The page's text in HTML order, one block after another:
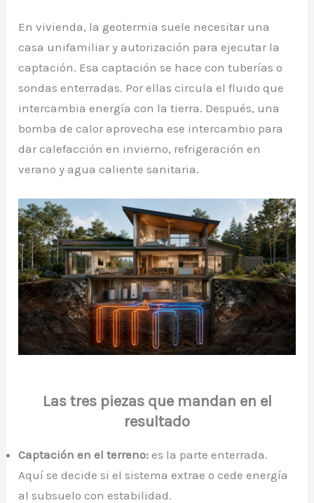
En vivienda, la geotermia suele necesitar una
casa unifamiliar y autorización para ejecutar la
captación. Esa captación se hace con tuberías o
sondas enterradas. Por ellas circula el fluido que
intercambia energía con la tierra. Después, una
bomba de calor aprovecha ese intercambio para
dar calefacción en invierno, refrigeración en
verano y agua caliente sanitaria.
Las tres piezas que mandan en el
resultado
Captación en el terreno: es la parte enterrada.
Aquí se decide si el sistema extrae o cede energía
al subsuelo con estabilidad.